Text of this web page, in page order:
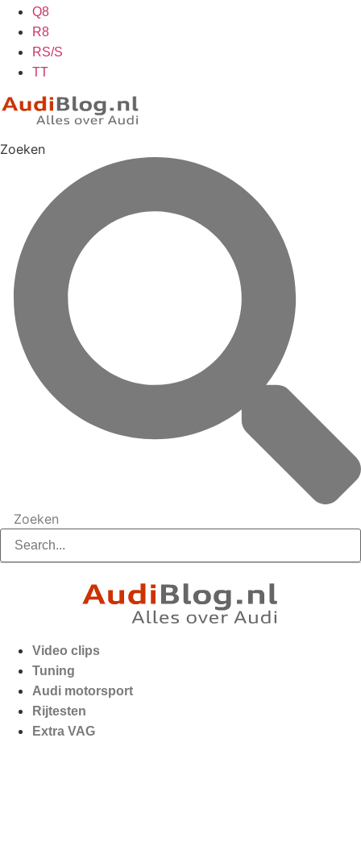
Q8
R8
RS/S
TT
Zoeken
Zoeken
Video clips
Tuning
Audi motorsport
Rijtesten
Extra VAG